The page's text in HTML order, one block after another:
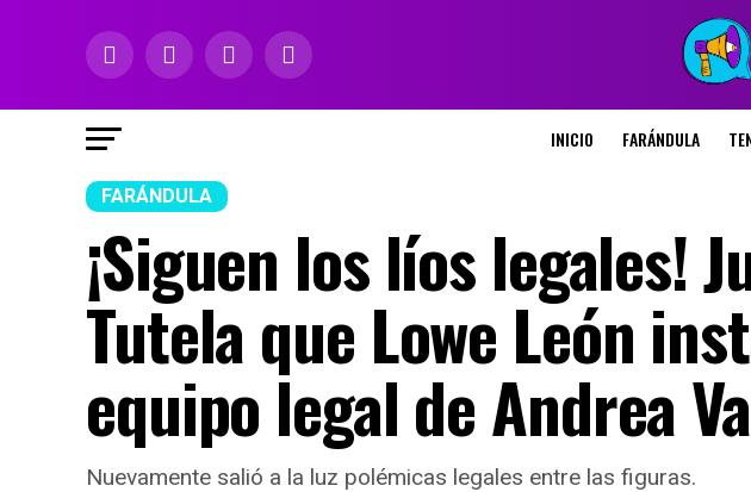
INICIO FARÁNDULA
FARÁNDULA
¡Siguen los líos legales!
Tutela que Lowe León
equipo legal de Andrea
Nuevamente salió a la luz polémicas legales entre las figuras.